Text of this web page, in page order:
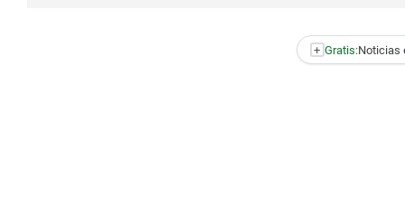
+ Gratis:Noticias